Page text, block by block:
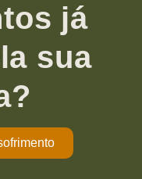
já
sua